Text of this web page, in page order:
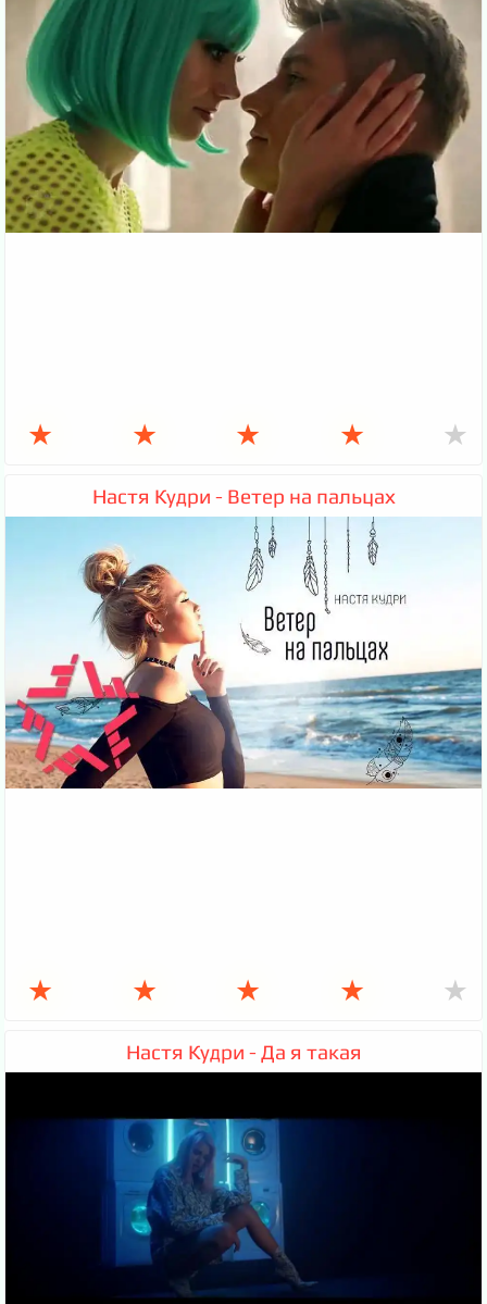
★ ★ ★ ★ ★
Настя Кудри - Ветер на пальцах
★ ★ ★ ★ ★
Настя Кудри - Да я такая